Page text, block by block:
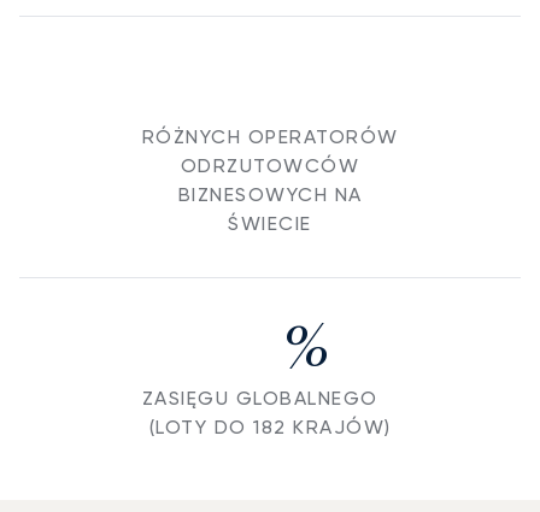
RÓŻNYCH OPERATORÓW
ODRZUTOWCÓW
BIZNESOWYCH NA
ŚWIECIE
%
ZASIĘGU GLOBALNEGO
(LOTY DO 182 KRAJÓW)